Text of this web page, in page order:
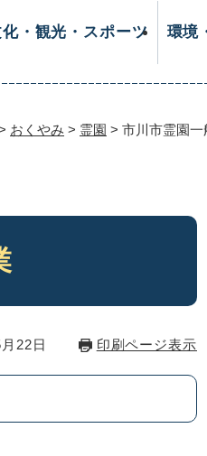
・観光・スポーツ 環境
おくやみ > 霊園 > 市川市霊園
22日 印刷ページ表示